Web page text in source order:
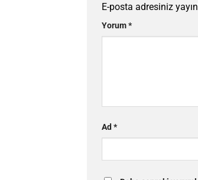
E-posta adresiniz
Yorum*
Ad *